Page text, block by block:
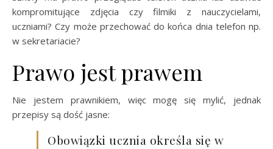
kompromitujące zdjęcia czy filmiki z nauczycielami,
uczniami? Czy może przechować do końca dnia telefon np.
w sekretariacie?
Prawo jest prawem
Nie jestem prawnikiem, więc mogę się mylić, jednak
przepisy są dość jasne:
Obowiązki ucznia określa się w